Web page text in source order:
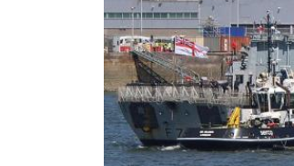
СЕГОДНЯ
ПОЛЯ БИТВЫ 2024